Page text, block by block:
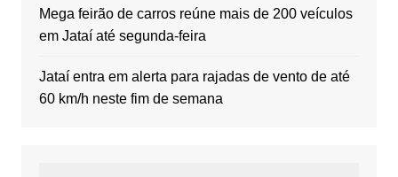
Mega feirão de carros reúne mais de 200 veículos
em Jataí até segunda-feira
Jataí entra em alerta para rajadas de vento de até
60 km/h neste fim de semana